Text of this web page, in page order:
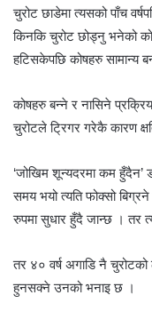
चुरोट छाडेमा त्यसको पाँच
किनकि चुरोट छोड्नु भनेको
हटिसकेपछि कोषहरु सामान्य
कोषहरु बन्ने र नासिने
चुरोटले ट्रिगर गरेकै कारण
‘जोखिम शून्यदरमा कम हुँदैन’
समय भयो त्यति फोक्सो
रुपमा सुधार हुँदै जान्छ । तर
तर ४० वर्ष अगाडि नै
हुनसक्ने उनको भनाइ छ ।